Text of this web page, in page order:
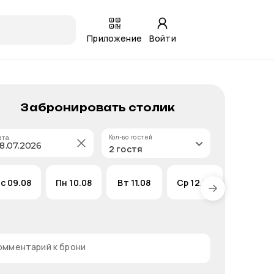
Приложение Войти
Забронировать столик
Кол-во гостей
2 гостя
09.08 Пн 10.08 Вт 11.08 Ср 12.08
к брони